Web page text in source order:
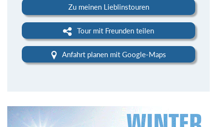
Zu meinen Lieblinstouren
Tour mit Freunden teilen
Anfahrt planen mit Google-Maps